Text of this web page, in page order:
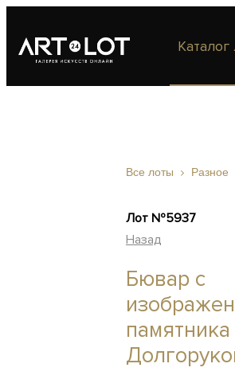
Каталог
Все лоты Разное
Лот №5937
Назад
Бювар с